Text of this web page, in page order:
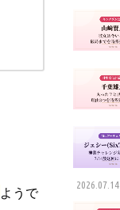
ようで
2026.07.14